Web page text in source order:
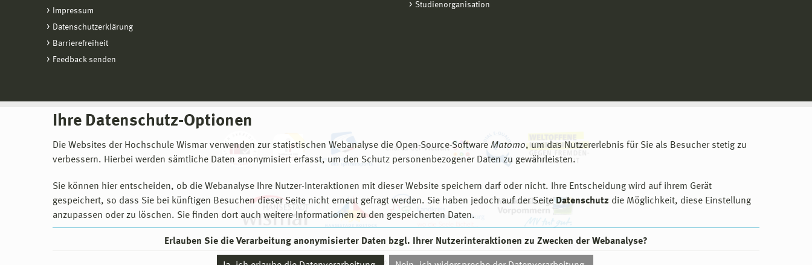
Ihre Datenschutz-Optionen
Die Websites der Hochschule Wismar verwenden zur statistischen Webanalyse die Open-Source-Software Matomo, um das Nutzererlebnis für Sie als Besucher stetig zu
verbessern. Hierbei werden sämtliche Daten anonymisiert erfasst, um den Schutz personenbezogener Daten zu gewährleisten.
Sie können hier entscheiden, ob die Webanalyse Ihre Nutzer-Interaktionen mit dieser Website speichern darf oder nicht. Ihre Entscheidung wird auf ihrem Gerät
gespeichert, so dass Sie bei künftigen Besuchen dieser Seite nicht erneut gefragt werden. Sie haben jedoch auf der Seite Datenschutz die Möglichkeit, diese Einstellung
anzupassen oder zu löschen. Sie finden dort auch weitere Informationen zu den gespeicherten Daten.
Erlauben Sie die Verarbeitung anonymisierter Daten bzgl. Ihrer Nutzerinteraktionen zu Zwecken der Webanalyse?
Impressum
Datenschutzerklärung
Barrierefreiheit
Feedback senden
Studienorganisation
© 2026 Hochschule Wismar